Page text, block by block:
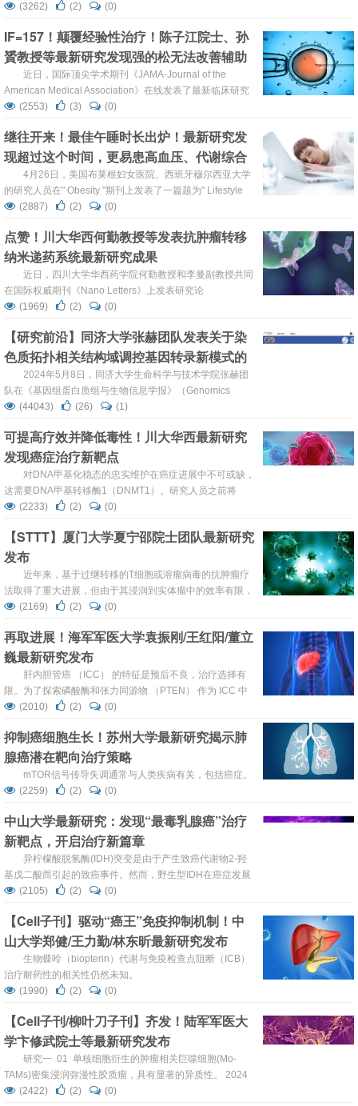
消化酶，以及其他复杂的花青素-肠道菌群相互作用带来健
究表明花青素可改善糖尿病和肥胖。
https://www.mdpi.com/2072-6643/15/9/2072 研究背景 ...
(3262) (2) (0)
IF=157！颠覆经验性治疗！陈子江院士、孙
贇教授等最新研究发现强的松无法改善辅助
生殖助孕活产率
近日，国际顶尖学术期刊《JAMA-Journal of the
American Medical Association》在线发表了最新临床研究
成果“Prednisone vs Placebo and Live Birth in Patients
Fertilization”。研究...
(2553) (3) (0)
继往开来！最佳午睡时长出炉！最新研究发
现超过这个时间，更易患高血压、代谢综合
4月26日，美国布莱根妇女医院、西班牙穆尔西亚大学
的研究人员在" Obesity "期刊上发表了一篇题为" Lifestyle
mediators of associations among siestas，obesity，and
为30分钟。与不午睡的人相比，午睡超过30分钟的人...
(2887) (2) (0)
点赞！川大华西何勤教授等发表抗肿瘤转移
纳米递药系统最新研究成果
近日，四川大学华西药学院何勤教授和李曼副教授共同
在国际权威期刊《Nano Letters》上发表研究论
文“Depriving Tumor Cells of Ways to Metastasize:
Metastasis and Lymphatic Metastasis”。研究表明，代谢活
跃且具有...
(1969) (2) (0)
【研究前沿】同济大学张赫团队发表关于染
色质拓扑相关结构域调控基因转录新模式的
最新研究
2024年5月8日，同济大学生命科学与技术学院张赫团
队在《基因组蛋白质组与生物信息学报》（Genomics
Proteomics Bioinformatics）发表了题为“Inter3D: Capture
Transcription”的最新研究成果
(44043) (26) (1)
可提高疗效并降低毒性！川大华西最新研究
发现癌症治疗新靶点
对DNA甲基化稳态的忠实维护在癌症进展中不可或缺，
这需要DNA甲基转移酶1（DNMT1）。研究人员之前将
DNMT1确定为口腔鳞状细胞癌（OSCC）的潜在候选靶
于调节OSCC尚不清楚。
(2233) (2) (0)
【STTT】厦门大学夏宁邵院士团队最新研究
发布
近年来，基于过继转移的T细胞或溶瘤病毒的抗肿瘤疗
法取得了重大进展，但由于其浸润到实体瘤中的效率有限，
因此单独使用时很难达到预期的抗肿瘤效果。
(2169) (2) (0)
再取进展！海军军医大学袁振刚/王红阳/董立
巍最新研究发布
肝内胆管癌 （ICC） 的特征是预后不良，治疗选择有
限。为了探索磷酸酶和张力同源物 （PTEN） 作为 ICC 中
蛋白酶体抑制的生物标志物，我们进行了一项 II 期试验，以
(2010) (2) (0)
抑制癌细胞生长！苏州大学最新研究揭示肺
腺癌潜在靶向治疗策略
mTOR信号传导失调通常与人类疾病有关，包括癌症。
(2259)
(2) (0)
中山大学最新研究：发现“最毒乳腺癌”治疗
新靶点，开启治疗新篇章
异柠檬酸脱氢酶(IDH)突变是由于产生致癌代谢物2-羟
基戊二酸而引起的致癌事件。然而，野生型IDH在癌症发展
中的作用仍不清楚。
(2105) (2) (0)
【Cell子刊】驱动“癌王”免疫抑制机制！中
山大学郑健/王力勤/林东昕最新研究发布
生物蝶呤（biopterin）代谢与免疫检查点阻断（ICB）
治疗耐药性的相关性仍然未知。
(1990)
(2) (0)
【Cell子刊/柳叶刀子刊】齐发！陆军军医大
学卞修武院士等最新研究发布
研究一 01 单核细胞衍生的肿瘤相关巨噬细胞(Mo-
TAMs)密集浸润弥漫性胶质瘤，具有显著的异质性。 2024
年4月18日，陆军军医大学第一附属医院（重庆西南医院）
(2422) (2) (0)